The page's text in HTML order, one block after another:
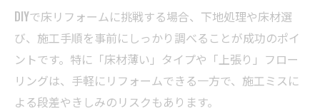
DIYで床リフォームに挑戦する場合、下地処理や床材選
び、施工手順を事前にしっかり調べることが成功のポイ
ントです。特に「床材薄い」タイプや「上張り」フロー
リングは、手軽にリフォームできる一方で、施工ミスに
よる段差やきしみのリスクもあります。